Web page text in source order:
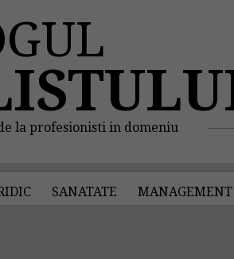
la profesionisti in domeniu
SANATATE MANAGEMENT